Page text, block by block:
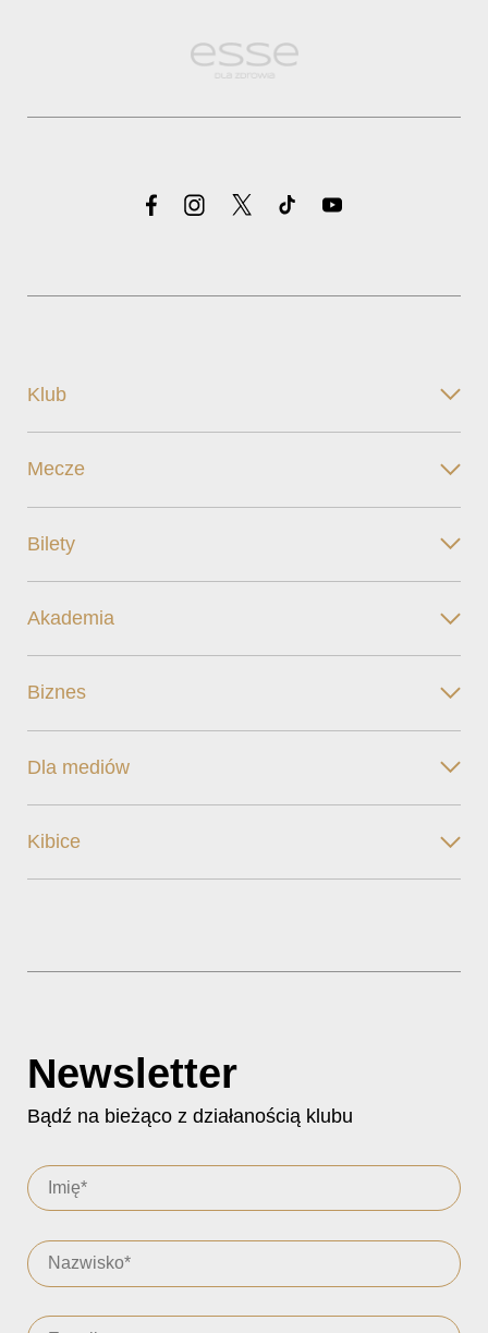
Klub
Mecze
Bilety
Akademia
Biznes
Dla mediów
Kibice
Newsletter
Bądź na bieżąco z działanością klubu